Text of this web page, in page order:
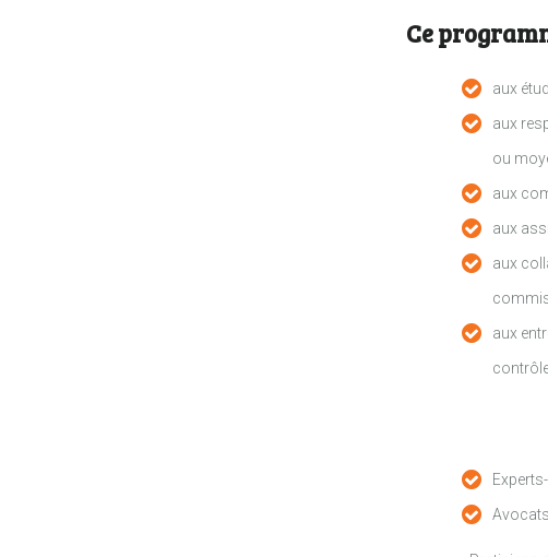
Ce
aux
aux
ou
aux
aux
aux
aux
Avocats